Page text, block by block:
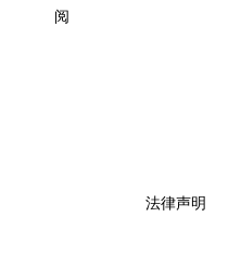
阅
法律声明